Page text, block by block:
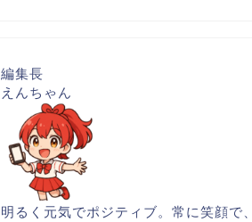
編集長
えんちゃん
明るく元気でポジティブ。常に笑顔で、